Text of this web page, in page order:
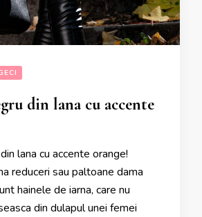
din lana cu accente
lana cu accente orange!
reduceri sau paltoane dama
hainele de iarna, care nu
din dulapul unei femei